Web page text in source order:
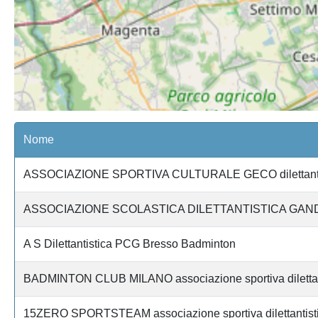
Nome
ASSOCIAZIONE SPORTIVA CULTURALE GECO
ASSOCIAZIONE SCOLASTICA DILETTANTISTICA
A S Dilettantistica PCG Bresso Badminton
BADMINTON CLUB MILANO associazione sportiva
15ZERO SPORTSTEAM associazione sportiva